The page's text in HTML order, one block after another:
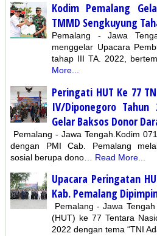
Kodim Pemalang
TMMD Sengkuyung
Pemalang - Jawa
menggelar Upacara
tahap III TA. 2022,
More...
Peringati HUT Ke 77
IV/Diponegoro Tahun
Gelar Baksos Donor
Pemalang - Jawa Tengah.Kodim
dengan PMI Cab. Pemalang
sosial berupa dono…
Read More...
Upacara Peringatan
Kab. Pemalang
Pemalang - Jawa
(HUT) ke 77 Tentara
2022 dengan tema “TNI